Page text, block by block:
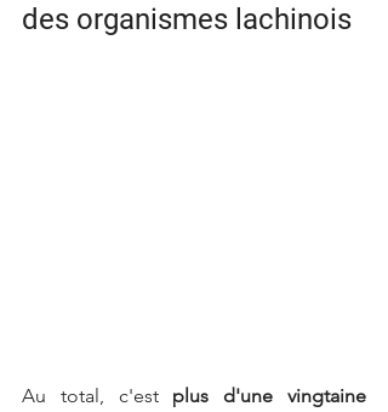
des organismes lachinois
Au total, c'est plus d'une vingtaine